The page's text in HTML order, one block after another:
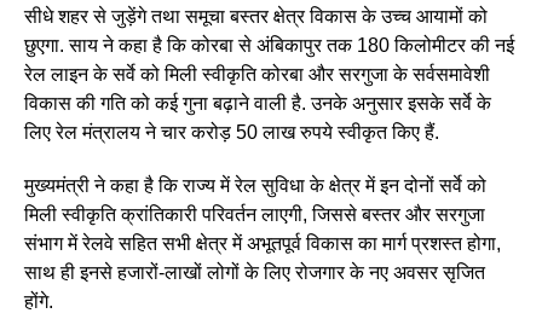
सीधे शहर से जुड़ेंगे तथा समूचा बस्तर क्षेत्र विकास के उच्च आयामों को
छुएगा. साय ने कहा है कि कोरबा से अंबिकापुर तक 180 किलोमीटर की नई
रेल लाइन के सर्वे को मिली स्वीकृति कोरबा और सरगुजा के सर्वसमावेशी
विकास की गति को कई गुना बढ़ाने वाली है. उनके अनुसार इसके सर्वे के
लिए रेल मंत्रालय ने चार करोड़ 50 लाख रुपये स्वीकृत किए हैं.
मुख्यमंत्री ने कहा है कि राज्य में रेल सुविधा के क्षेत्र में इन दोनों सर्वे को
मिली स्वीकृति क्रांतिकारी परिवर्तन लाएगी, जिससे बस्तर और सरगुजा
संभाग में रेलवे सहित सभी क्षेत्र में अभूतपूर्व विकास का मार्ग प्रशस्त होगा,
साथ ही इनसे हजारों-लाखों लोगों के लिए रोजगार के नए अवसर सृजित
होंगे.